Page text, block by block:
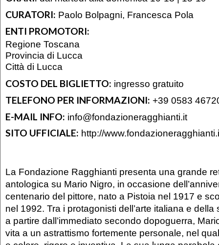
CURATORI: Paolo Bolpagni, Francesca Pola
ENTI PROMOTORI:
Regione Toscana
Provincia di Lucca
Città di Lucca
COSTO DEL BIGLIETTO: ingresso gratuito
TELEFONO PER INFORMAZIONI: +39 0583
E-MAIL INFO: info@fondazioneragghianti.it
SITO UFFICIALE: http://
La Fondazione Ragghianti presenta una grande
antologica su Mario Nigro, in occasione
centenario del pittore, nato a Pistoia nel 1917 e
nel 1992. Tra i protagonisti dell’arte italiana e
a partire dall’immediato secondo dopoguerra,
vita a un astrattismo fortemente personale, nel